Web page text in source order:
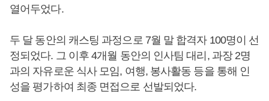
열어두었다.
두 달 동안의 캐스팅 과정으로 7월 말 합격자 100명이 선
정되었다. 그 이후 4개월 동안의 인사팀 대리, 과장 2명
과의 자유로운 식사 모임, 여행, 봉사활동 등을 통해 인
성을 평가하여 최종 면접으로 선발되었다.